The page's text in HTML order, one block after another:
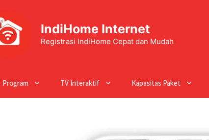
IndiHome Internet
Registrasi IndiHome Cepat dan Mudah
Program TV Interaktif Kapasitas Paket